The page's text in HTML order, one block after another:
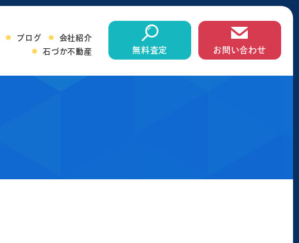
ブログ
会社紹介
石づか不動産
無料査定 お問い合わせ